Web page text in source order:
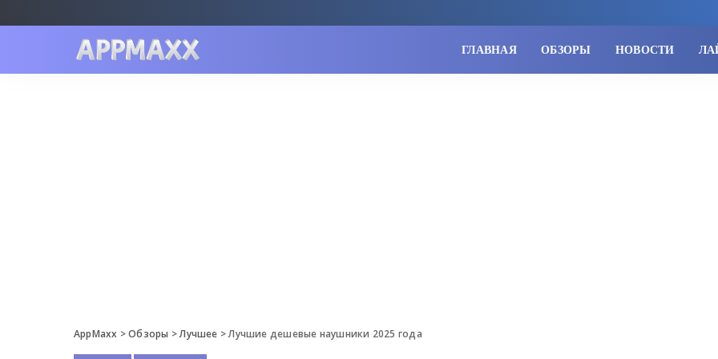
ГЛАВНАЯ ОБЗОРЫ НОВОСТИ
AppMaxx >Обзоры >Лучшее >Лучшие дешевые наушники 2025 года